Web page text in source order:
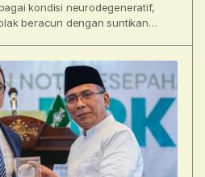
kondisi neurodegeneratif,
beracun dengan suntikan